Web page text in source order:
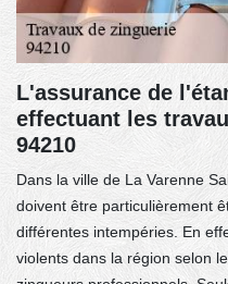
L'assurance de
effectuant les
94210
Dans la ville de La Varenne
doivent être particulièrement
différentes intempéries. En
violents dans la région selon